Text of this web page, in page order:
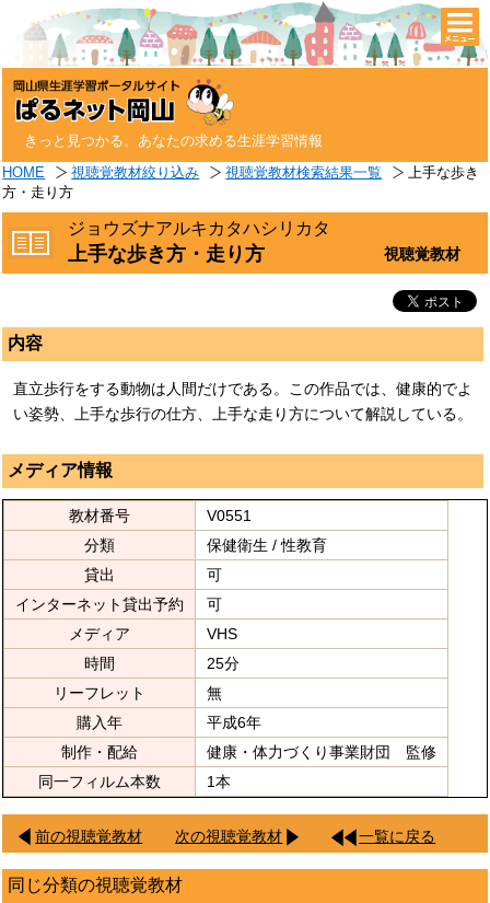
きっと見つかる。あなたの求める生涯学習情報
HOME 視聴覚教材絞り込み 視聴覚教材検索結果一覧
上手な歩き
方・走り方
ジョウズナアルキカタハシリカタ
上手な歩き方・走り方 視聴覚教材
内容
直立歩行をする動物は人間だけである。この作品では、健康的でよ
い姿勢、上手な歩行の仕方、上手な走り方について解説している。
メディア情報
教材番号
V0551
分類
保健衛生 / 性教育
貸出
可
インターネット貸出予約
可
メディア
VHS
時間
25分
リーフレット
無
購入年
平成6年
制作・配給
健康・体力づくり事業財団 監修
同一フィルム本数
1本
前の視聴覚教材 次の視聴覚教材 一覧に戻る
同じ分類の視聴覚教材